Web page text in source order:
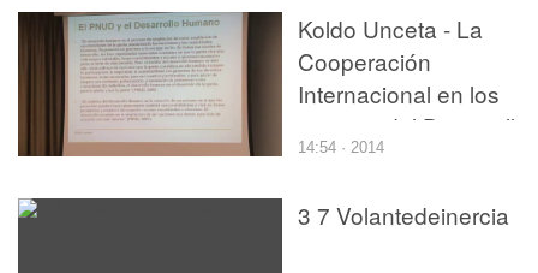
Koldo Unceta - La
Cooperación
Internacional en los
tiempos del Desarrollo
Humano - parte 3 de 4
14:54 · 2014
3 7 Volantedeinercia